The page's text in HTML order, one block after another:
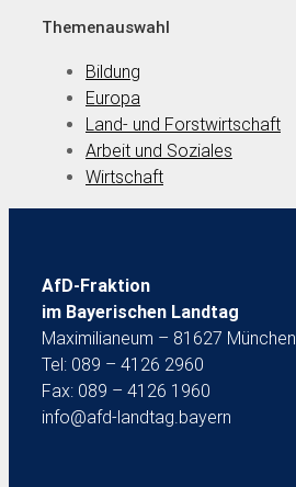
Themenauswahl
Bildung
Europa
Land- und Forstwirtschaft
Arbeit und Soziales
Wirtschaft
AfD-Fraktion
im Bayerischen Landtag
Maximilianeum – 81627 München
Tel: 089 – 4126 2960
Fax: 089 – 4126 1960
info@afd-landtag.bayern